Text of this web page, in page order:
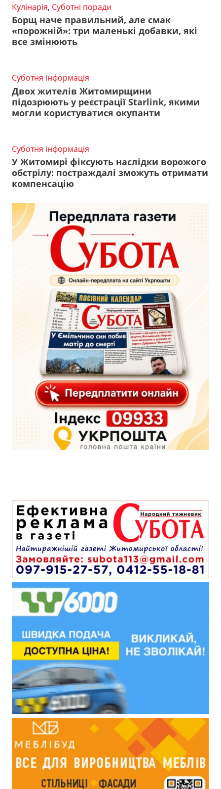
Кулінарія, Суботні поради
Борщ наче правильний, але смак
«порожній»: три маленькі добавки, які
все змінюють
Суботня інформація
Двох жителів Житомирщини
підозрюють у реєстрації Starlink, якими
могли користуватися окупанти
Суботня інформація
У Житомирі фіксують наслідки ворожого
обстрілу: постраждалі зможуть отримати
компенсацію